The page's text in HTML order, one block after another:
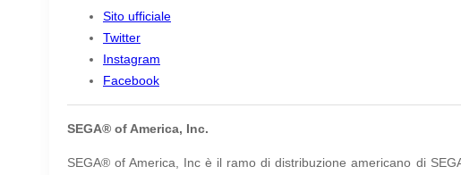
Sito ufficiale
Twitter
Instagram
Facebook
SEGA® of America, Inc.
SEGA® of America, Inc è il ramo di distribuzione americano di